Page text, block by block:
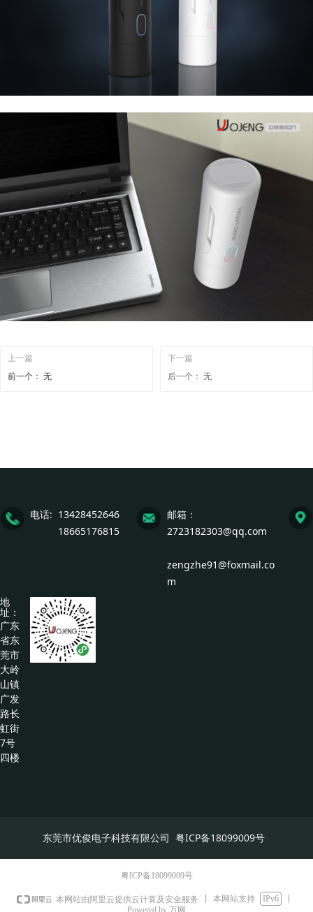
上一篇
前一个： 无
下一篇
后一个： 无
电话: 13428452646
18665176815
邮箱：
2723182303@qq.com
zengzhe91@foxmail.co
m
地
址：
广东
省东
莞市
大岭
山镇
广发
路长
虹街
7号
四楼
东莞市优俊电子科技有限公司 粤ICP备18099009号
粤ICP备18099009号
本网站由阿里云提供云计算及安全服务 本网站支持
IPv6
Powered by 万网